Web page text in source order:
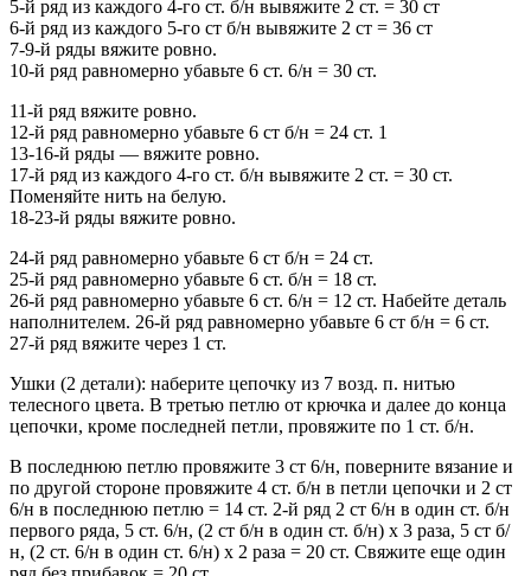
5-й ряд из каждого 4-го ст. б/н вывяжите 2 ст. = 30 ст
6-й ряд из каждого 5-го ст б/н вывяжите 2 ст = 36 ст
7-9-й ряды вяжите ровно.
10-й ряд равномерно убавьте 6 ст. 6/н = 30 ст.
11-й ряд вяжите ровно.
12-й ряд равномерно убавьте 6 ст б/н = 24 ст. 1
13-16-й ряды — вяжите ровно.
17-й ряд из каждого 4-го ст. б/н вывяжите 2 ст. = 30 ст.
Поменяйте нить на белую.
18-23-й ряды вяжите ровно.
24-й ряд равномерно убавьте 6 ст б/н = 24 ст.
25-й ряд равномерно убавьте 6 ст. б/н = 18 ст.
26-й ряд равномерно убавьте 6 ст. 6/н = 12 ст. Набейте деталь
наполнителем. 26-й ряд равномерно убавьте 6 ст б/н = 6 ст.
27-й ряд вяжите через 1 ст.
Ушки (2 детали): наберите цепочку из 7 возд. п. нитью
телесного цвета. В третью петлю от крючка и далее до конца
цепочки, кроме последней петли, провяжите по 1 ст. б/н.
В последнюю петлю провяжите 3 ст 6/н, поверните вязание и
по другой стороне провяжите 4 ст. б/н в петли цепочки и 2 ст
6/н в последнюю петлю = 14 ст. 2-й ряд 2 ст 6/н в один ст. б/н
первого ряда, 5 ст. 6/н, (2 ст б/н в один ст. б/н) х 3 раза, 5 ст б/
н, (2 ст. 6/н в один ст. 6/н) х 2 раза = 20 ст. Свяжите еще один